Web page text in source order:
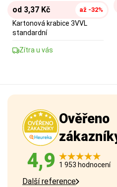
od 3,37 Kč až -32%
Kartonová krabice 3VVL
standardní
Zítra u vás
Ověřeno
4,9 1 953 hodnocení
Další reference